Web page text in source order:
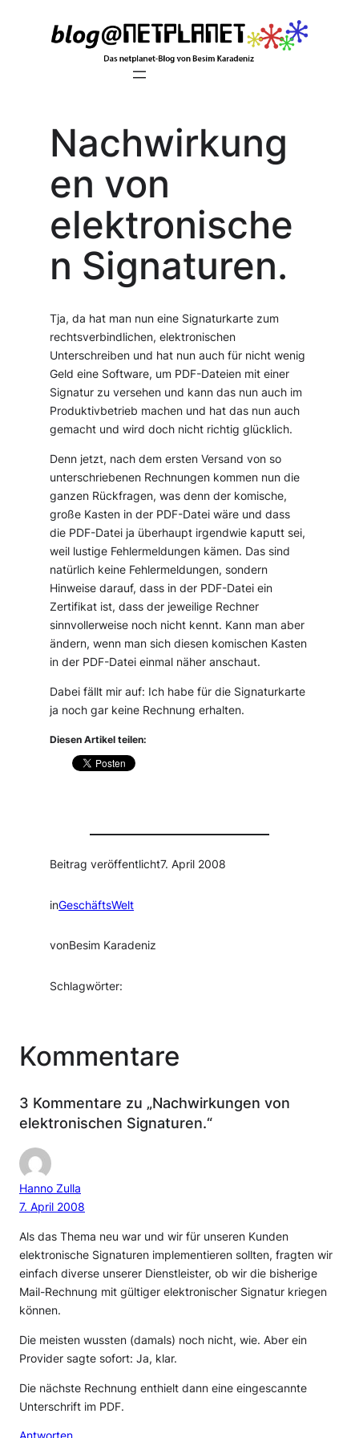
Nachwirkung
en von
elektronische
n Signaturen.
Tja, da hat man nun eine Signaturkarte zum
rechtsverbindlichen, elektronischen
Unterschreiben und hat nun auch für nicht wenig
Geld eine Software, um PDF-Dateien mit einer
Signatur zu versehen und kann das nun auch im
Produktivbetrieb machen und hat das nun auch
gemacht und wird doch nicht richtig glücklich.
Denn jetzt, nach dem ersten Versand von so
unterschriebenen Rechnungen kommen nun die
ganzen Rückfragen, was denn der komische,
große Kasten in der PDF-Datei wäre und dass
die PDF-Datei ja überhaupt irgendwie kaputt sei,
weil lustige Fehlermeldungen kämen. Das sind
natürlich keine Fehlermeldungen, sondern
Hinweise darauf, dass in der PDF-Datei ein
Zertifikat ist, dass der jeweilige Rechner
sinnvollerweise noch nicht kennt. Kann man aber
ändern, wenn man sich diesen komischen Kasten
in der PDF-Datei einmal näher anschaut.
Dabei fällt mir auf: Ich habe für die Signaturkarte
ja noch gar keine Rechnung erhalten.
Diesen Artikel teilen:
Beitrag veröffentlicht7. April 2008
inGeschäftsWelt
vonBesim Karadeniz
Schlagwörter:
Kommentare
3 Kommentare zu „Nachwirkungen von
elektronischen Signaturen.“
Hanno Zulla
7. April 2008
Als das Thema neu war und wir für unseren Kunden
elektronische Signaturen implementieren sollten, fragten wir
einfach diverse unserer Dienstleister, ob wir die bisherige
Mail-Rechnung mit gültiger elektronischer Signatur kriegen
können.
Die meisten wussten (damals) noch nicht, wie. Aber ein
Provider sagte sofort: Ja, klar.
Die nächste Rechnung enthielt dann eine eingescannte
Unterschrift im PDF.